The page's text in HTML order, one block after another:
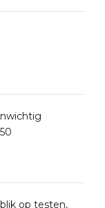
op testen,